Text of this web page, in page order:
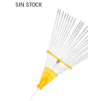
SIN STOCK